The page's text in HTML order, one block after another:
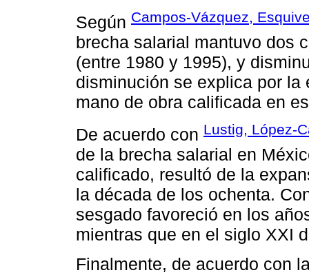
Según Campos-Vázquez,
brecha salarial mantuvo dos
(entre 1980 y 1995), y
disminución se explica por la
mano de obra calificada en
De acuerdo con Lustig, López-
de la brecha salarial en
calificado, resultó de la
la década de los ochenta.
sesgado favoreció en los
mientras que en el siglo XXI
Finalmente, de acuerdo con